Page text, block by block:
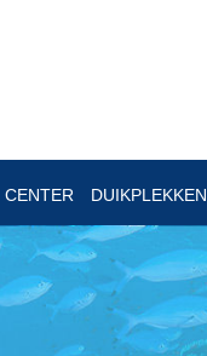
CENTER DUIKPLEKKEN